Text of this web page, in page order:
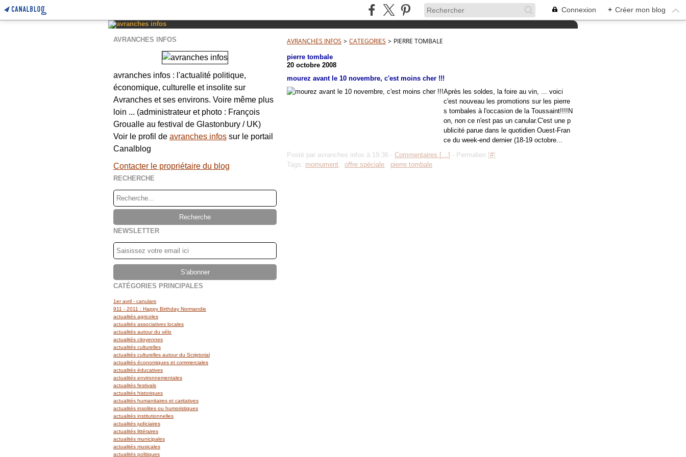
Connexion + Créer mon blog
AVRANCHES INFOS
avranches infos : l'actualité politique,
économique, culturelle et insolite sur
Avranches et ses environs. Voire même plus
loin ... (administrateur et photo : François
Groualle au festival de Glastonbury / UK)
Voir le profil de avranches infos sur le portail
Canalblog
Contacter le propriétaire du blog
RECHERCHE
NEWSLETTER
CATÉGORIES PRINCIPALES
1er avril - canulars
911 - 2011 : Happy Birthday Normandie
actualités agricoles
actualités associatives locales
actualités autour du vélo
actualités citoyennes
actualités culturelles
actualités culturelles autour du Scriptorial
actualités économiques et commerciales
actualités éducatives
actualités environnementales
actualités festivals
actualités historiques
actualités humanitaires et caritatives
actualités insolites ou humoristiques
actualités institutionnelles
actualités judiciaires
actualités littéraires
actualités municipales
actualités musicales
actualités politiques
AVRANCHES INFOS > CATEGORIES > PIERRE TOMBALE
pierre tombale
20 octobre 2008
mourez avant le 10 novembre, c'est moins cher !!!
Après les soldes, la foire au vin, ... voici
c'est nouveau les promotions sur les pierre
s tombales à l'occasion de la Toussaint!!!!N
on, non ce n'est pas un canular.C'est une p
ublicité parue dans le quotidien Ouest-Fran
ce du week-end dernier (18-19 octobre...
Posté par avranches infos à 19:36 - Commentaires […] - Permalien [#]
Tags: momument, offre spéciale, pierre tombale